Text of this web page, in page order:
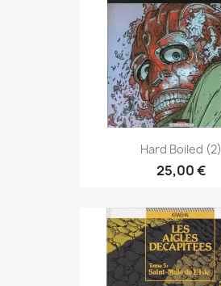
Hard Boiled (2)
25,00 €